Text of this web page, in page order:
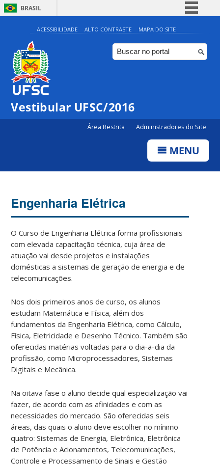
BRASIL
Simplifique!
Comunica BR
Participe
ACESSIBILIDADE ALTO CONTRASTE MAPA DO SITE
Vestibular UFSC/2016
Área Restrita Administradores do Site
MENU
Engenharia Elétrica
O Curso de Engenharia Elétrica forma profissionais
com elevada capacitação técnica, cuja área de
atuação vai desde projetos e instalações
domésticas a sistemas de geração de energia e de
telecomunicações.
Nos dois primeiros anos de curso, os alunos
estudam Matemática e Física, além dos
fundamentos da Engenharia Elétrica, como Cálculo,
Física, Eletricidade e Desenho Técnico. Também são
oferecidas matérias voltadas para o dia-a-dia da
profissão, como Microprocessadores, Sistemas
Digitais e Mecânica.
Na oitava fase o aluno decide qual especialização vai
fazer, de acordo com as afinidades e com as
necessidades do mercado. São oferecidas seis
áreas, das quais o aluno deve escolher no mínimo
quatro: Sistemas de Energia, Eletrônica, Eletrônica
de Potência e Acionamentos, Telecomunicações,
Controle e Processamento de Sinais e Gestão